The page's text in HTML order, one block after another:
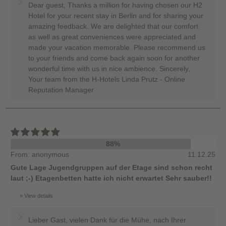
Dear guest, Thanks a million for having chosen our H2
Hotel for your recent stay in Berlin and for sharing your
amazing feedback. We are delighted that our comfort
as well as great conveniences were appreciated and
made your vacation memorable. Please recommend us
to your friends and come back again soon for another
wonderful time with us in nice ambience. Sincerely,
Your team from the H-Hotels Linda Prutz - Online
Reputation Manager
88%
From: anonymous
11.12.25
Gute Lage Jugendgruppen auf der Etage sind schon recht
laut ;-) Etagenbetten hatte ich nicht erwartet Sehr sauber!!
View details
Lieber Gast, vielen Dank für die Mühe, nach Ihrer